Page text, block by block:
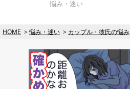
悩み・迷い
HOME 悩み・迷い カップル・彼氏の悩み